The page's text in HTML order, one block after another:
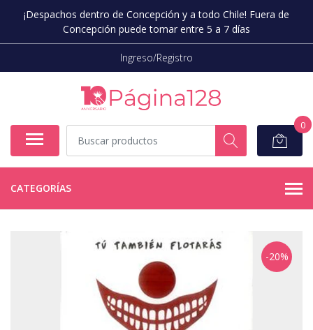
¡Despachos dentro de Concepción y a todo Chile! Fuera de
Concepción puede tomar entre 5 a 7 días
Ingreso/Registro
0
CATEGORÍAS
-20%